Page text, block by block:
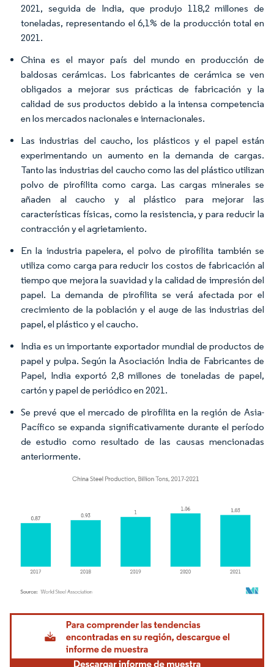
2021, seguida de India, que produjo 118,2 millones de
toneladas, representando el 6,1% de la producción total en
2021.
China es el mayor país del mundo en producción de
baldosas cerámicas. Los fabricantes de cerámica se ven
obligados a mejorar sus prácticas de fabricación y la
calidad de sus productos debido a la intensa competencia
en los mercados nacionales e internacionales.
Las industrias del caucho, los plásticos y el papel están
experimentando un aumento en la demanda de cargas.
Tanto las industrias del caucho como las del plástico utilizan
polvo de pirofilita como carga. Las cargas minerales se
añaden al caucho y al plástico para mejorar las
características físicas, como la resistencia, y para reducir la
contracción y el agrietamiento.
En la industria papelera, el polvo de pirofilita también se
utiliza como carga para reducir los costos de fabricación al
tiempo que mejora la suavidad y la calidad de impresión del
papel. La demanda de pirofilita se verá afectada por el
crecimiento de la población y el auge de las industrias del
papel, el plástico y el caucho.
India es un importante exportador mundial de productos de
papel y pulpa. Según la Asociación India de Fabricantes de
Papel, India exportó 2,8 millones de toneladas de papel,
cartón y papel de periódico en 2021.
Se prevé que el mercado de pirofilita en la región de Asia-
Pacífico se expanda significativamente durante el período
de estudio como resultado de las causas mencionadas
anteriormente.
Imagen © Mordor Intelligence. El uso requiere atribución según CC BY 4.0.